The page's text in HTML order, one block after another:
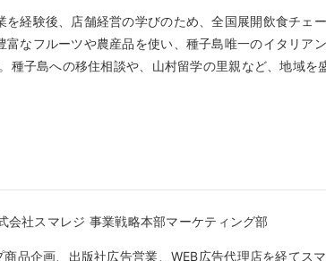
を経験後、店舗経営の学びのため、全国展開飲食チェ
富なフルーツや農産品を使い、種子島唯一のイタリア
種子島への移住相談や、山村留学の里親など、地域
会社スマレジ 事業戦略本部マーケティング部
品企画、出版社広告営業、WEB広告代理店を経て